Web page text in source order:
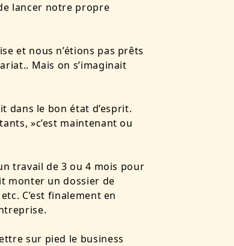
lancer notre propre
et nous n’étions pas prêts
Mais on s’imaginait
dans le bon état d’esprit.
»c’est maintenant ou
travail de 3 ou 4 mois pour
monter un dossier de
C’est finalement en
sur pied le business